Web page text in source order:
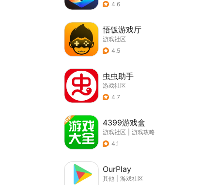
4.6
悟饭游戏厅
游戏社区
4.5
虫虫助手
游戏社区
4.7
4399游戏盒
游戏社区
游戏攻略
4.1
OurPlay
其他
游戏社区